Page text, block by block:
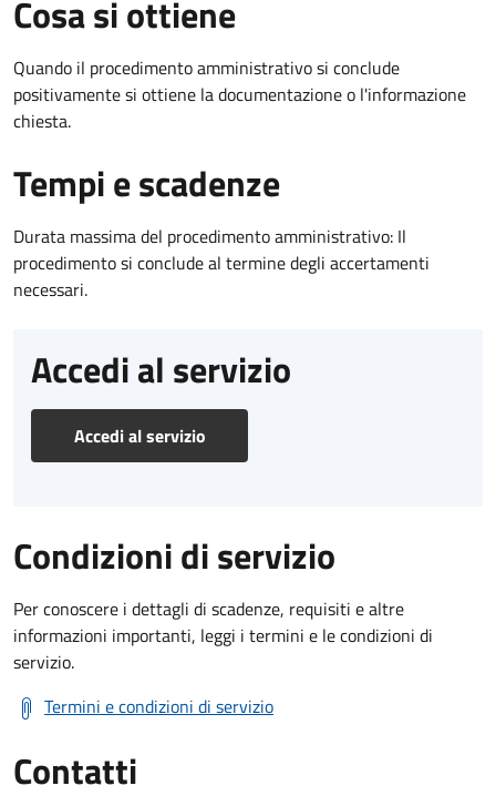
Cosa si ottiene
Quando il procedimento amministrativo si conclude
positivamente si ottiene la documentazione o l'informazione
chiesta.
Tempi e scadenze
Durata massima del procedimento amministrativo: Il
procedimento si conclude al termine degli accertamenti
necessari.
Accedi al servizio
Accedi al servizio
Condizioni di servizio
Per conoscere i dettagli di scadenze, requisiti e altre
informazioni importanti, leggi i termini e le condizioni di
servizio.
Termini e condizioni di servizio
Contatti